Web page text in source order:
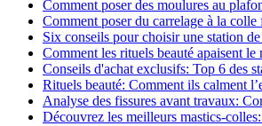
Comment poser des moulures au
Comment poser du carrelage à la
Six conseils pour choisir une station
Comment les rituels beauté apaisent
Conseils d'achat exclusifs: Top 6 des
Rituels beauté: Comment ils calment
Analyse des fissures avant travaux:
Découvrez les meilleurs mastics-